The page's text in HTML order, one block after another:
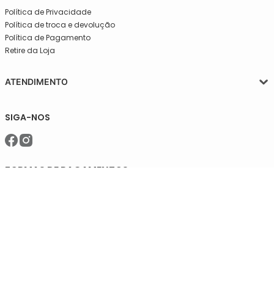
Política de Privacidade
Política de troca e devolução
Política de Pagamento
Retire da Loja
ATENDIMENTO
Sexta, das 08:30 às 16h30.
Telefone: (11)5627-7800
WhatsApp: (11)94238-1925
sac@meiassaojose.com.br
SIGA-NOS
FORMAS DE PAGAMENTOS